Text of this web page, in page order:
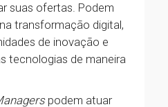
suas ofertas. Podem
transformação digital,
de inovação e
tecnologias de maneira
podem atuar